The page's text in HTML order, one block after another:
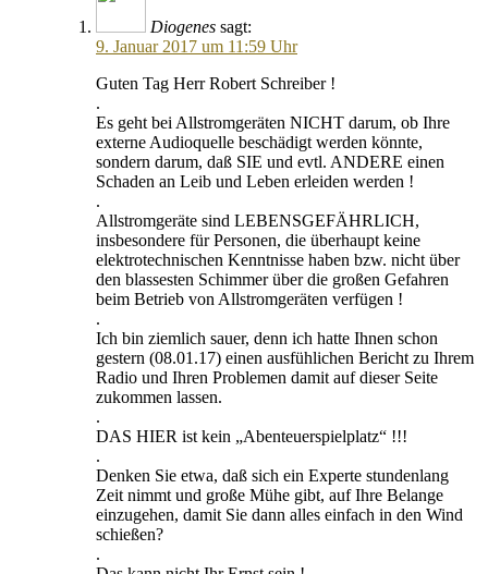
Diogenes sagt:
9. Januar 2017 um 11:59 Uhr
Guten Tag Herr Robert Schreiber !
.
Es geht bei Allstromgeräten NICHT darum, ob Ihre
externe Audioquelle beschädigt werden könnte,
sondern darum, daß SIE und evtl. ANDERE einen
Schaden an Leib und Leben erleiden werden !
.
Allstromgeräte sind LEBENSGEFÄHRLICH,
insbesondere für Personen, die überhaupt keine
elektrotechnischen Kenntnisse haben bzw. nicht über
den blassesten Schimmer über die großen Gefahren
beim Betrieb von Allstromgeräten verfügen !
.
Ich bin ziemlich sauer, denn ich hatte Ihnen schon
gestern (08.01.17) einen ausfühlichen Bericht zu Ihrem
Radio und Ihren Problemen damit auf dieser Seite
zukommen lassen.
.
DAS HIER ist kein „Abenteuerspielplatz“ !!!
.
Denken Sie etwa, daß sich ein Experte stundenlang
Zeit nimmt und große Mühe gibt, auf Ihre Belange
einzugehen, damit Sie dann alles einfach in den Wind
schießen?
.